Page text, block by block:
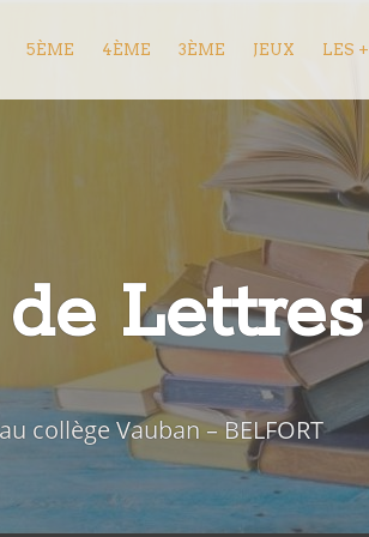
5ÈME 4ÈME 3ÈME JEUX LES +
Lettres
collège Vauban – BELFORT